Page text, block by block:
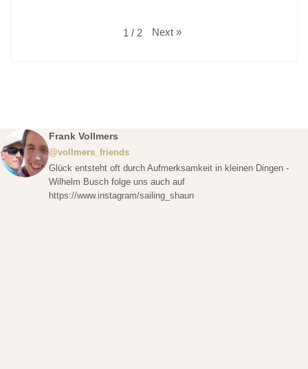
1 / 2 Next »
Frank Vollmers
@vollmers_friends
Glück entsteht oft durch Aufmerksamkeit in kleinen Dingen -
Wilhelm Busch folge uns auch auf
https://www.instagram/sailing_shaun